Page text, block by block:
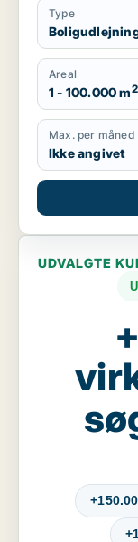
Type
Areal
1 - 100.000 m2
Max. per måned
Ikke angivet
UDVALGTE